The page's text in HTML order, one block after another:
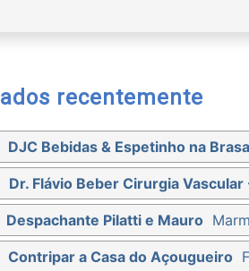
recentemente
DJC Bebidas & Espetinho na Brasa
Dr. Flávio Beber Cirurgia
Despachante Pilatti e Mauro
Contripar a Casa do Açougueiro